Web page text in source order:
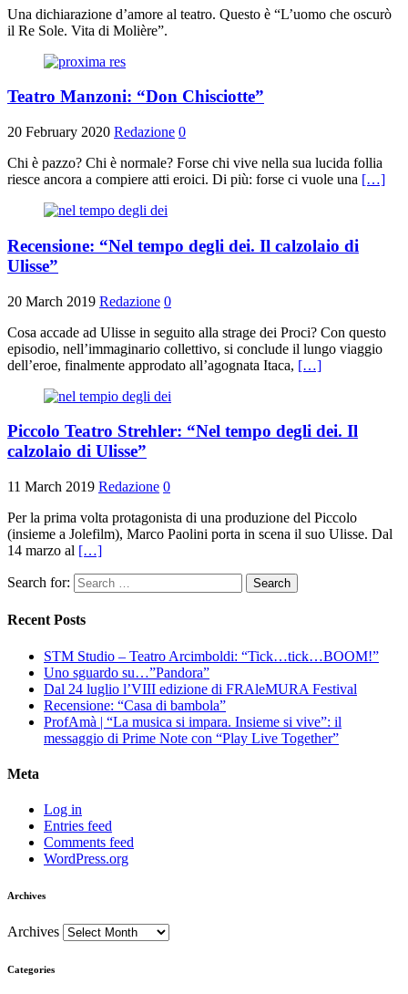
Una dichiarazione d’amore al teatro. Questo è “L’uomo che oscurò
il Re Sole. Vita di Molière”.
Teatro Manzoni: “Don Chisciotte”
20 February 2020 Redazione 0
Chi è pazzo? Chi è normale? Forse chi vive nella sua lucida follia
riesce ancora a compiere atti eroici. Di più: forse ci vuole una […]
Recensione: “Nel tempo degli dei. Il calzolaio di
Ulisse”
20 March 2019 Redazione 0
Cosa accade ad Ulisse in seguito alla strage dei Proci? Con questo
episodio, nell’immaginario collettivo, si conclude il lungo viaggio
dell’eroe, finalmente approdato all’agognata Itaca, […]
Piccolo Teatro Strehler: “Nel tempo degli dei. Il
calzolaio di Ulisse”
11 March 2019 Redazione 0
Per la prima volta protagonista di una produzione del Piccolo
(insieme a Jolefilm), Marco Paolini porta in scena il suo Ulisse. Dal
14 marzo al […]
Search for:
Recent Posts
STM Studio – Teatro Arcimboldi: “Tick…tick…BOOM!”
Uno sguardo su…”Pandora”
Dal 24 luglio l’VIII edizione di FRAleMURA Festival
Recensione: “Casa di bambola”
ProfAmà | “La musica si impara. Insieme si vive”: il
messaggio di Prime Note con “Play Live Together”
Meta
Log in
Entries feed
Comments feed
WordPress.org
Archives
Archives
Categories